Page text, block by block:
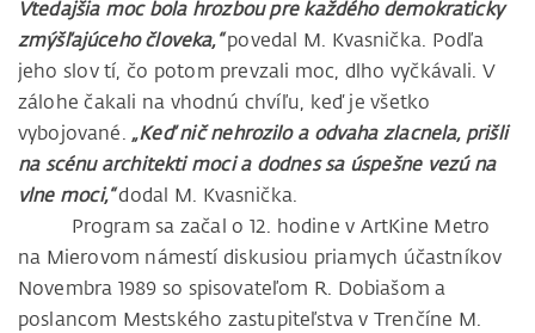
Vtedajšia moc bola hrozbou pre každého demokraticky
zmýšľajúceho človeka,“povedal M. Kvasnička. Podľa
jeho slov tí, čo potom prevzali moc, dlho vyčkávali. V
zálohe čakali na vhodnú chvíľu, keď je všetko
vybojované. „Keď nič nehrozilo a odvaha zlacnela, prišli
na scénu architekti moci a dodnes sa úspešne vezú na
vlne moci,“dodal M. Kvasnička.
Program sa začal o 12. hodine v ArtKine Metro
na Mierovom námestí diskusiou priamych účastníkov
Novembra 1989 so spisovateľom R. Dobiašom a
poslancom Mestského zastupiteľstva v Trenčíne M.